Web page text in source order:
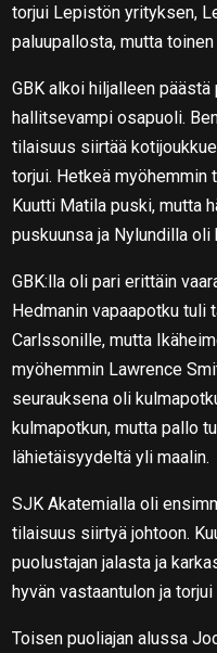
torjui Lepistön yrityksen,
paluupallosta, mutta
GBK alkoi hiljalleen
hallitsevampi osapuoli.
tilaisuus siirtää
torjui. Hetkeä
Kuutti Matila puski, mutta
puskuunsa ja Nylundilla oli
GBK:lla oli pari erittäin
Hedmanin vapaapotku tuli
Carlssonille, mutta
myöhemmin Lawrence
seurauksena oli
kulmapotkun, mutta pallo
lähietäisyydeltä yli maalin.
SJK Akatemialla oli
tilaisuus siirtyä johtoon.
puolustajan jalasta ja
hyvän vastaantulon ja
Toisen puoliajan alussa